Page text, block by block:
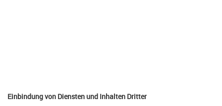
Einbindung von Diensten und Inhalten Dritter